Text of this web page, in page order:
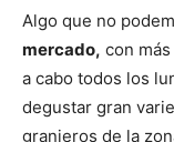
Algo que no
mercado, con
a cabo todos los
degustar gran
granjeros de la